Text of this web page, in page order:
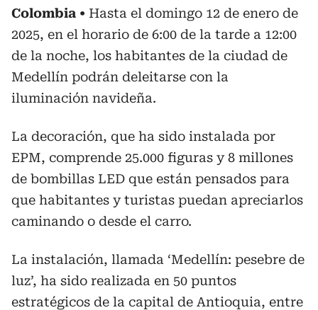
Colombia
Hasta el domingo 12 de enero de
2025, en el horario de 6:00 de la tarde a 12:00
de la noche, los habitantes de la ciudad de
Medellín podrán deleitarse con la
iluminación navideña.
La decoración, que ha sido instalada por
EPM, comprende 25.000 figuras y 8 millones
de bombillas LED que están pensados para
que habitantes y turistas puedan apreciarlos
caminando o desde el carro.
La instalación, llamada ‘Medellín: pesebre de
luz’, ha sido realizada en 50 puntos
estratégicos de la capital de Antioquia, entre